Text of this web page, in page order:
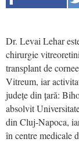
Dr. Levai Lehar
chirurgie
transplant de
Vitreum, iar
județe din țară:
absolvit
din Cluj-Napoca,
în centre medicale